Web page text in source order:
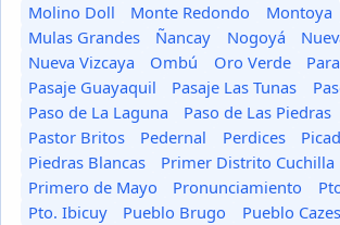
Molino Doll
Monte Redondo
Montoya
Mulas Grandes
Ñancay Nogoyá
Nueva Vizcaya
Ombú Oro Verde
Pasaje Guayaquil
Pasaje Las Tunas
Paso de La Laguna
Paso de Las Piedras
Pastor Britos
Pedernal Perdices
Piedras Blancas
Primer Distrito Cuchilla
Primero de Mayo
Pronunciamiento
Pto. Ibicuy
Pueblo Brugo
Pueblo Cazes